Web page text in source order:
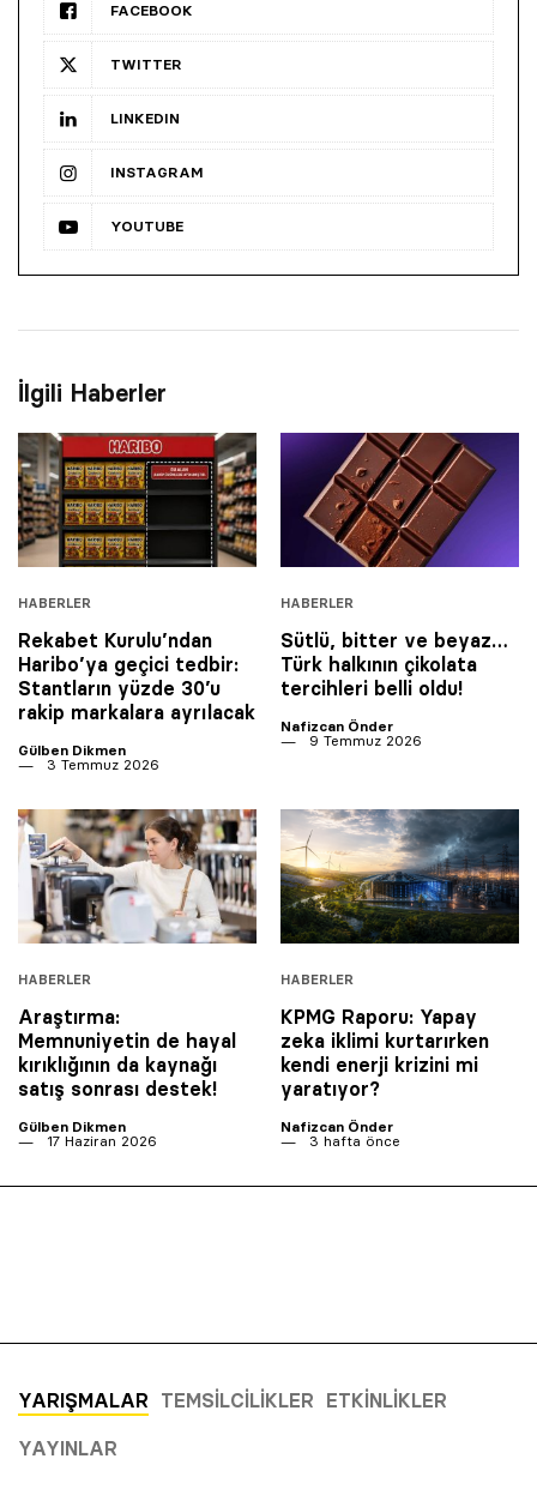
FACEBOOK
TWITTER
LINKEDIN
INSTAGRAM
YOUTUBE
İlgili Haberler
HABERLER
Rekabet Kurulu’ndan
Haribo’ya geçici tedbir:
Stantların yüzde 30’u
rakip markalara ayrılacak
Gülben Dikmen
3 Temmuz 2026
HABERLER
Sütlü, bitter ve beyaz…
Türk halkının çikolata
tercihleri belli oldu!
Nafizcan Önder
9 Temmuz 2026
HABERLER
Araştırma:
Memnuniyetin de hayal
kırıklığının da kaynağı
satış sonrası destek!
Gülben Dikmen
17 Haziran 2026
HABERLER
KPMG Raporu: Yapay
zeka iklimi kurtarırken
kendi enerji krizini mi
yaratıyor?
Nafizcan Önder
3 hafta önce
YARIŞMALAR TEMSILCILIKLER ETKINLIKLER
YAYINLAR